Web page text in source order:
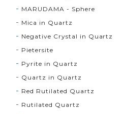
MARUDAMA - Sphere
Mica in Quartz
Negative Crystal in Quartz
Pietersite
Pyrite in Quartz
Quartz in Quartz
Red Rutilated Quartz
Rutilated Quartz